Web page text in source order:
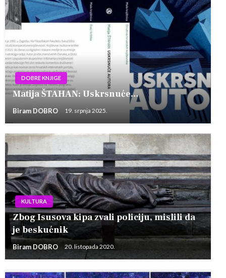
DOBRE KNJIGE
Matija ŠTAHAN: Uskrsnuće…
Biram DOBRO 19. srpnja 2025.
KULTURA
Zbog Isusova kipa zvali policiju, mislili da
je beskućnik
Biram DOBRO 20. listopada 2020.